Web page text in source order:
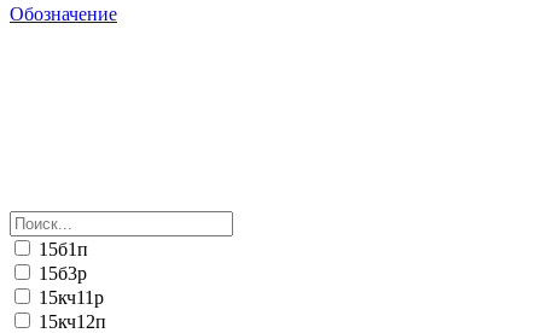
Обозначение
15б1п
15б3р
15кч11р
15кч12п